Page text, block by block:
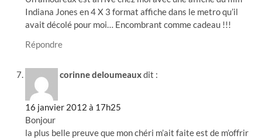
Indiana Jones en 4 X 3 format affiche dans le metro qu’il
avait décolé pour moi… Encombrant comme cadeau !!!
Répondre
corinne deloumeauxdit :
16 janvier 2012 à 17h25
Bonjour
la plus belle preuve que mon chéri m’ait faite est de m’offrir